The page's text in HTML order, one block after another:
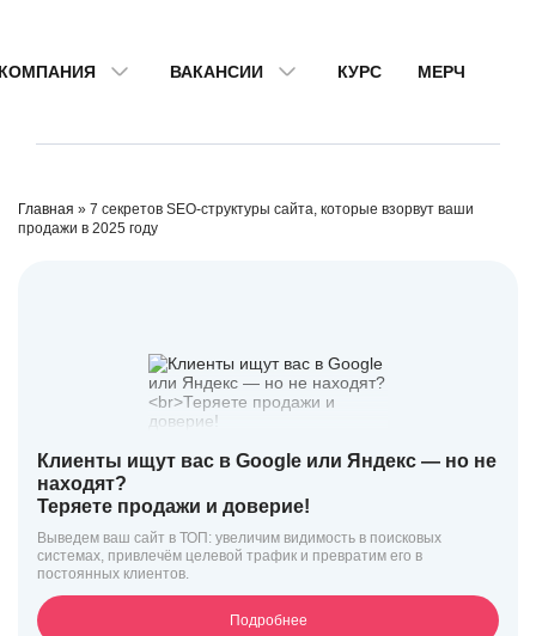
ВАКАНСИИ КУРС МЕРЧ
Главная » 7 секретов SEO-структуры сайта, которые взорвут ваши
продажи в 2025 году
Клиенты ищут вас в Google или Яндекс — но не
находят?
Теряете продажи и доверие!
Выведем ваш сайт в ТОП: увеличим видимость в поисковых
системах, привлечём целевой трафик и превратим его в
постоянных клиентов.
Подробнее